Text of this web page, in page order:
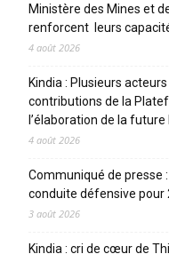
Ministère des Mines et
renforcent leurs
4 août 2026
Kindia : Plusieurs
contributions de la
l’élaboration de la
4 août 2026
Communiqué de presse
conduite défensive
3 août 2026
Kindia : cri de cœur de